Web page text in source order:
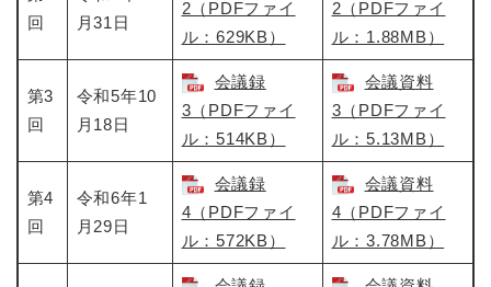
回
月31日
2（PDFファイ
ル：629KB）
2（PDFファイ
ル：1.88MB）
第3
回
令和5年10
月18日
会議録
3（PDFファイ
ル：514KB）
会議資料
3（PDFファイ
ル：5.13MB）
第4
回
令和6年1
月29日
会議録
4（PDFファイ
ル：572KB）
会議資料
4（PDFファイ
ル：3.78MB）